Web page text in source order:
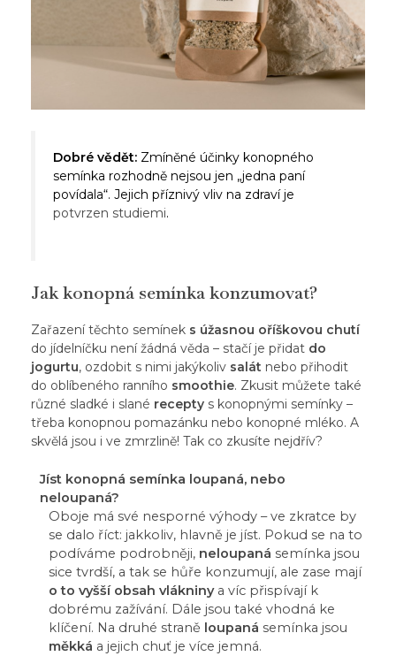
Dobré vědět: Zmíněné účinky konopného
semínka rozhodně nejsou jen „jedna paní
povídala“. Jejich příznivý vliv na zdraví je
potvrzen studiemi.
Jak konopná semínka konzumovat?
Zařazení těchto semíneks úžasnou oříškovou chutí
do jídelníčku není žádná věda – stačí je přidat do
jogurtu, ozdobit s nimi jakýkoliv salát nebo přihodit
do oblíbeného ranního smoothie. Zkusit můžete také
různé sladké i slané recepty s konopnými semínky –
třeba konopnou pomazánku nebo konopné mléko. A
skvělá jsou i ve zmrzlině! Tak co zkusíte nejdřív?
Jíst konopná semínka loupaná, nebo
neloupaná?
Oboje má své nesporné výhody – ve zkratce by
se dalo říct: jakkoliv, hlavně je jíst. Pokud se na to
podíváme podrobněji, neloupaná semínka jsou
sice tvrdší, a tak se hůře konzumují, ale zase mají
o to vyšší obsah vlákninya víc přispívají k
dobrému zažívání. Dále jsou také vhodná ke
klíčení. Na druhé straně loupaná semínka jsou
měkká a jejich chuť je více jemná.